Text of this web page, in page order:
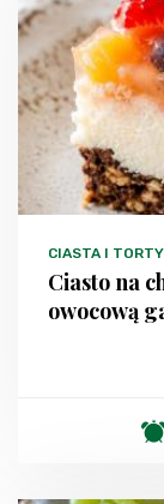
CIASTA I TORTY
Ciasto na
owocową